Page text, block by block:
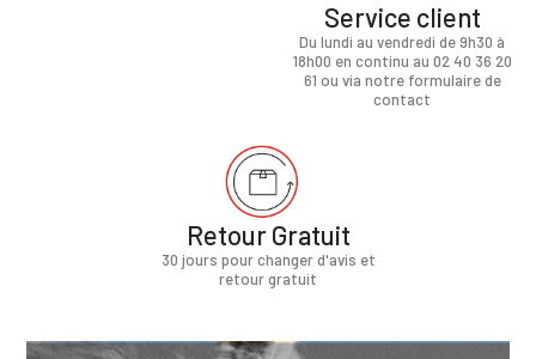
Service client
Du lundi au vendredi de 9h30 à
18h00 en continu au 02 40 36 20
61 ou via notre formulaire de
contact
Retour Gratuit
30 jours pour changer d'avis et
retour gratuit